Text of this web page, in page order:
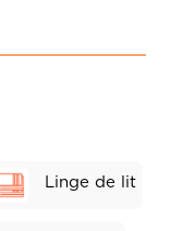
Linge de lit